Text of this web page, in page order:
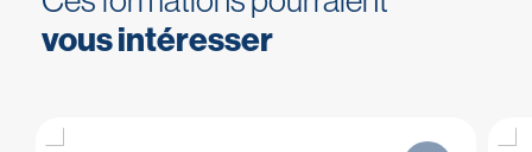
vous intéresser